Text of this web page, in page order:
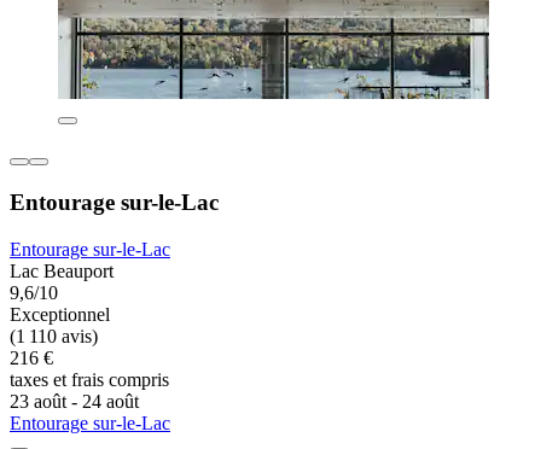
Entourage sur-le-Lac
Entourage sur-le-Lac
Lac Beauport
9,6/10
Exceptionnel
(1 110 avis)
216 €
taxes et frais compris
23 août - 24 août
Entourage sur-le-Lac